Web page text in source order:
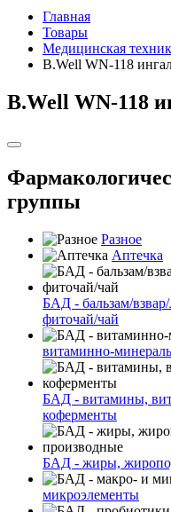
Главная
Товары
Медицинская
B.Well WN-118
B.Well WN-118
группы
Разное
Аптечка
БАД - бальзам/
фиточай/чай
витаминно-
БАД - витамины,
коферменты
БАД - жиры,
микроэлементы